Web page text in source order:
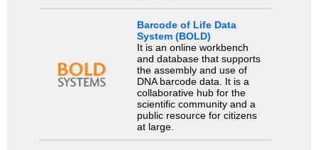
Barcode of Life Data
System (BOLD)
It is an online workbench
and database that supports
the assembly and use of
DNA barcode data. It is a
collaborative hub for the
scientific community and a
public resource for citizens
at large.